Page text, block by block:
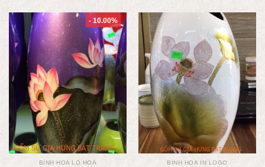
- 10.00%
BÌNH HOA LỌ HOA BÌNH HOA IN LOGO